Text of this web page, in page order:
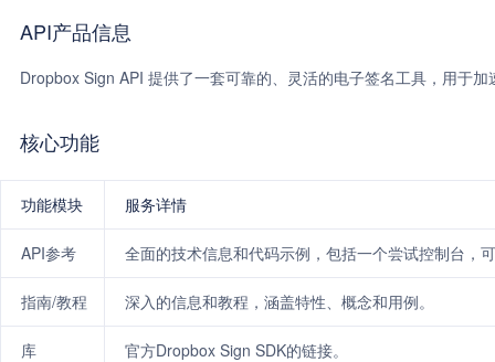
API产品信息
Dropbox Sign API 提供了一套可靠的、灵活的电子签名工具，用于
核心功能
功能模块 服务详情
API参考 全面的技术信息和代码示例，包括一个尝试控制台，
指南/教程 深入的信息和教程，涵盖特性、概念和用例。
库 官方Dropbox Sign SDK的链接。